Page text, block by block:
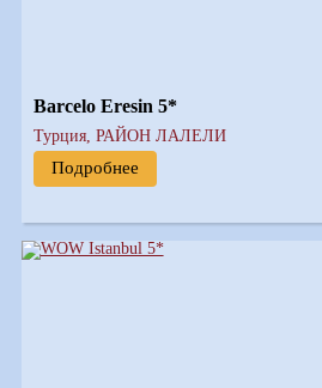
Barcelo Eresin 5*
Турция, РАЙОН ЛАЛЕЛИ
Подробнее